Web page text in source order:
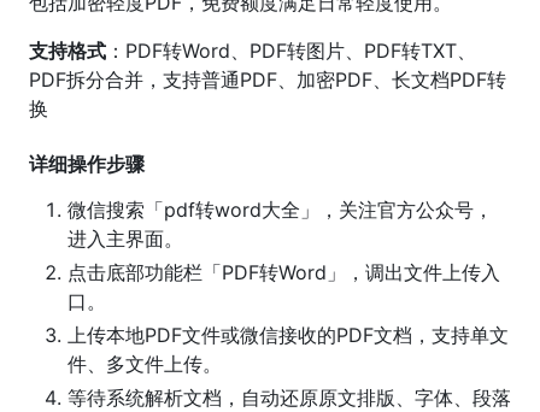
支持格式 ：PDF转Word、PDF转图片、PDF转TXT、
PDF拆分合并，支持普通PDF、加密PDF、长文档PDF转
换
详细操作步骤
微信搜索「pdf转word大全」，关注官方公众号，
进入主界面。
点击底部功能栏「PDF转Word」，调出文件上传入
口。
上传本地PDF文件或微信接收的PDF文档，支持单文
件、多文件上传。
等待系统解析文档，自动还原原文排版、字体、段落